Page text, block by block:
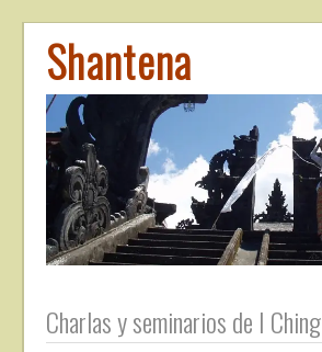
Shantena
Charlas y seminarios de I Ching